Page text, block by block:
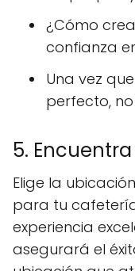
¿Cómo
confianza
Una vez
perfecto,
5.
Elige la
para tu
experiencia
asegurará el